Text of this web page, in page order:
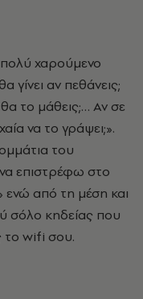
χαρούμενο
γίνει αν πεθάνεις;
το μάθεις;… Αν σε
να το γράψει;».
του
επιστρέφω στο
ενώ από τη μέση και
σόλο κηδείας που
το wifi σου.